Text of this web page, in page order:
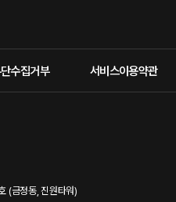
수집거부 서비스이용약관
(금정동, 진원타워)